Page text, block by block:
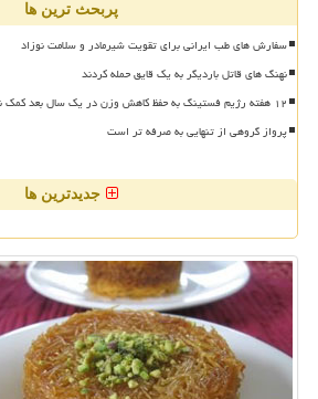
پربحث ترین ها
سفارش های طب ایرانی برای تقویت شیرمادر و سلامت نوزاد
نهنگ های قاتل باردیگر به یک قایق حمله کردند
۱۲ هفته رژیم فستینگ به حفظ کاهش وزن در یک سال بعد کمک نماید
پرواز گروهی از تنهایی به صرفه تر است
جدیدترین ها